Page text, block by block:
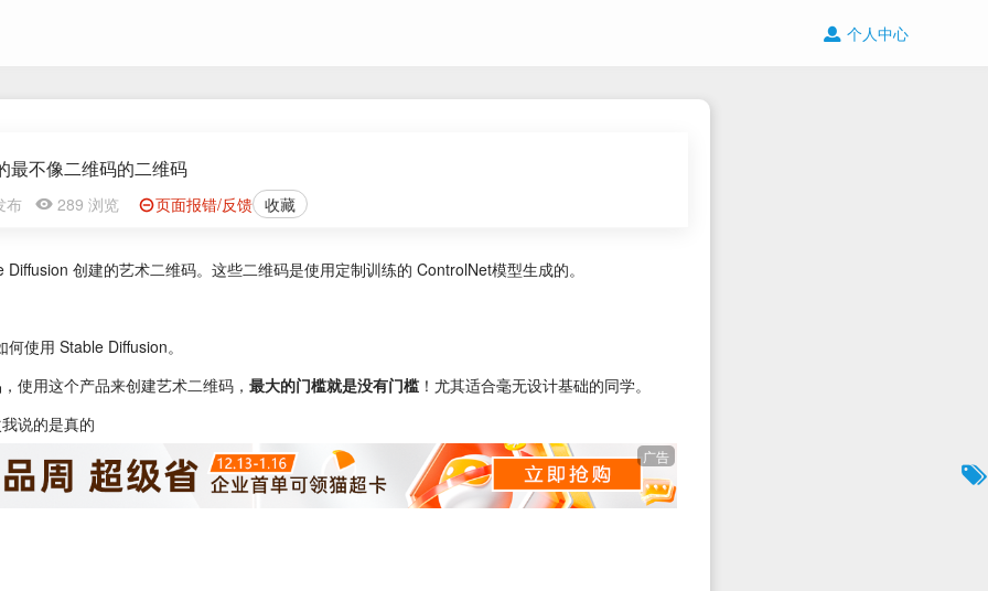
个人中心
最不像二维码的二维码
布 289 浏览 页面报错/反馈 收藏
创建的艺术二维码。这些二维码是使用定制训练的 ControlNet模型生成的。
使用 Stable Diffusion。
使用这个产品来创建艺术二维码， 最大的门槛就是没有门槛 ！尤其适合毫无设计基础的同学。
说的是真的
广告